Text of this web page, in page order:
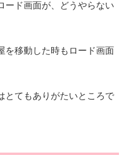
ード画面が、どうやらない
を移動した時もロード画面
とてもありがたいところで